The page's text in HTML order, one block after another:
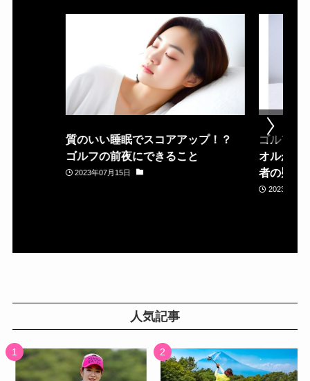
質のいい睡眠でスコアアップ！？
ゴルフの前夜にできること
2023年07月15日
ゴルフ場
オルが置
者の疑問
2023年05月
人気記事